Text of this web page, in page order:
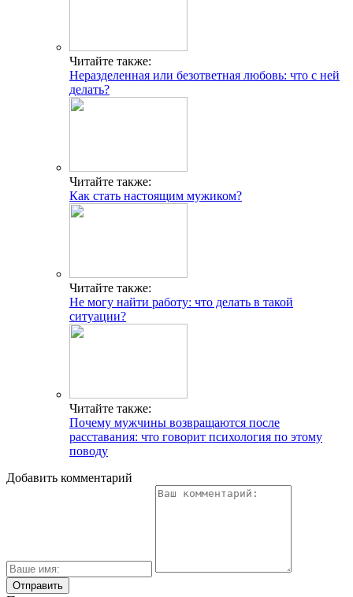
Читайте также:
Неразделенная или безответная любовь: что с ней
делать?
Читайте также:
Как стать настоящим мужиком?
Читайте также:
Не могу найти работу: что делать в такой
ситуации?
Читайте также:
Почему мужчины возвращаются после
расставания: что говорит психология по этому
поводу
Добавить комментарий